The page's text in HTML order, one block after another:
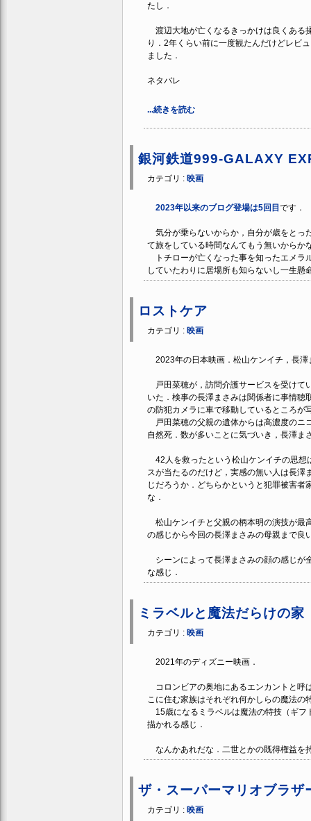
たし．
渡辺大地が亡くなるきっかけは良くある
り．2年くらい前に一度観たんだけどレビ
ました．
ネタバレ
...続きを読む
銀河鉄道999-GALAXY
カテゴリ : 映画
2023年以来のブログ登場は5回目 です．
気分が乗らないからか，自分が歳をとっ
て旅をしている時間なんてもう無いからか
トチローが亡くなった事を知ったエメラ
していたわりに居場所も知らないし一生
ロストケア
カテゴリ : 映画
2023年の日本映画．松山ケンイチ，長
戸田菜穂が，訪問介護サービスを受けて
いた．検事の長澤まさみは関係者に事情
の防犯カメラに車で移動しているところが
戸田菜穂の父親の遺体からは高濃度のニ
自然死．数が多いことに気づいき，長澤ま
42人を救ったという松山ケンイチの思想
スが当たるのだけど，実感の無い人は長
じだろうか．どちらかというと犯罪被害
な．
松山ケンイチと父親の柄本明の演技が最
の感じから今回の長澤まさみの母親まで良
シーンによって長澤まさみの顔の感じが
な感じ．
ミラベルと魔法だらけの家
カテゴリ : 映画
2021年のディズニー映画．
コロンビアの奥地にあるエンカントと呼
こに住む家族はそれぞれ何かしらの魔法の
15歳になるミラベルは魔法の特技（ギフ
描かれる感じ．
なんかあれだな．二世とかの既得権益を
ザ・スーパーマリオブラザ
カテゴリ : 映画